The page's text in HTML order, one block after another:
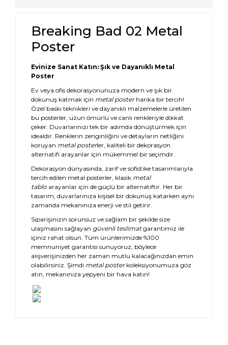
Breaking Bad 02 Metal
Poster
Evinize Sanat Katın: Şık ve Dayanıklı Metal
Poster
Ev veya ofis dekorasyonunuza modern ve şık bir
dokunuş katmak için metal posterharika bir tercih!
Özel baskı teknikleri ve dayanıklı malzemelerle üretilen
bu posterler, uzun ömürlü ve canlı renkleriyle dikkat
çeker. Duvarlarınızı tek bir adımda dönüştürmek için
idealdir. Renklerin zenginliğini ve detayların netliğini
koruyan metal posterler, kaliteli bir dekorasyon
alternatifi arayanlar için mükemmel bir seçimdir.
Dekorasyon dünyasında, zarif ve sofistike tasarımlarıyla
tercih edilen metal posterler, klasik metal
tablo arayanlar için de güçlü bir alternatiftir. Her bir
tasarım, duvarlarınıza kişisel bir dokunuş katarken aynı
zamanda mekanınıza enerji ve stil getirir.
Siparişinizin sorunsuz ve sağlam bir şekilde size
ulaşmasını sağlayan güvenli teslimatgarantimiz ile
içiniz rahat olsun. Tüm ürünlerimizde %100
memnuniyet garantisi sunuyoruz, böylece
alışverişinizden her zaman mutlu kalacağınızdan emin
olabilirsiniz. Şimdi metal posterkoleksiyonumuza göz
atın, mekanınıza yepyeni bir hava katın!